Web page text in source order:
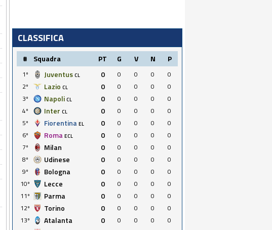
CLASSIFICA
# Squadra PT G V N P
1º Juventus CL 0 0 0 0
0
2º
Lazio CL 0 0 0 0
0
3º
Napoli CL 0 0 0 0
0
4º
Inter CL 0 0 0 0
0
5º
Fiorentina EL 0 0 0 0
0
6º
Roma ECL 0 0 0 0
0
7º
Milan 0 0 0 0
0
8º
Udinese 0 0 0 0
0
9º
Bologna 0 0 0 0
0
10º
Lecce 0 0 0 0
0
11º
Parma 0 0 0 0
0
12º
Torino 0 0 0 0
0
13º
Atalanta 0 0 0 0
0